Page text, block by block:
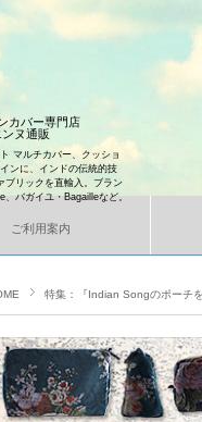
カバー専門店
ヌ通販
マルチカバー、クッショ
ンに、インドの伝統的技
ブリックを直輸入。ブラン
バガイユ・Bagailleなど。
ご利用案内
特集：『Indian Songのポーチ